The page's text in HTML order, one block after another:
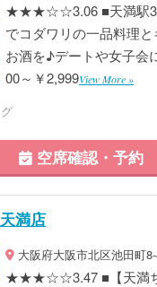
★★★☆☆3.06 ■天満駅3
でコダワリの一品料理
お酒を♪デートや女子
00～￥2,999View More »
空席確認・予約
満店
大阪府大阪市北区池田町
★★★☆☆3.47 ■【天満ち